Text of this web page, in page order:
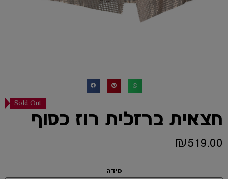
Sold Out
חצאית ברזלית רוז כסוף
₪519.00
מידה